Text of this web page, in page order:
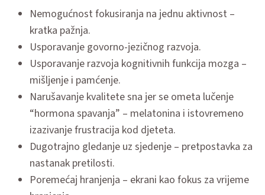
Nemogućnost fokusiranja na jednu aktivnost –
kratka pažnja.
Usporavanje govorno-jezičnog razvoja.
Usporavanje razvoja kognitivnih funkcija mozga –
mišljenje i pamćenje.
Narušavanje kvalitete sna jer se ometa lučenje
“hormona spavanja” – melatonina i istovremeno
izazivanje frustracija kod djeteta.
Dugotrajno gledanje uz sjedenje – pretpostavka za
nastanak pretilosti.
Poremećaj hranjenja – ekrani kao fokus za vrijeme